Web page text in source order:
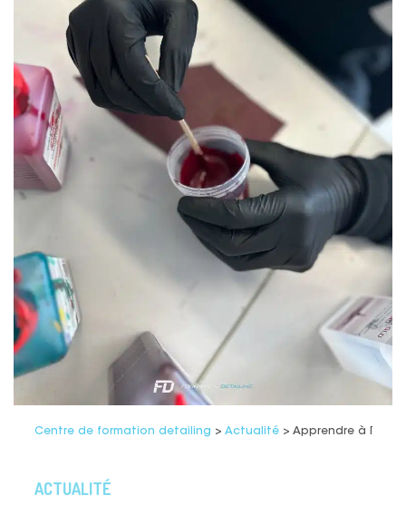
Centre de formation detailing > Actualité> Apprendre à
ACTUALITÉ